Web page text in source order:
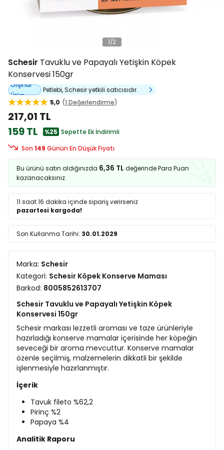
1/2
Schesir Tavuklu ve Papayalı Yetişkin Köpek
Konservesi 150gr
Orijinal
Ürün
Petlebi, Schesir yetkili satıcısıdır.
5,0
1 Değerlendirme
217,01 TL
159 TL
%25 Sepette Ek İndirimli
Son 149 Günün En Düşük Fiyatı
Bu ürünü satın aldığınızda 6,36 TL değerinde Para Puan
kazanacaksınız.
11 saat 16 dakika içinde sipariş verirseniz
pazartesi kargoda!
Son Kullanma Tarihi: 30.01.2029
Marka: Schesir
Kategori: Schesir Köpek Konserve Maması
Barkod: 8005852613707
Schesir Tavuklu ve Papayalı Yetişkin Köpek
Konservesi 150gr
Schesir markası lezzetli aroması ve taze ürünleriyle
hazırladığı konserve mamalar içerisinde her köpeğin
seveceği bir aroma mevcuttur. Konserve mamalar
özenle seçilmiş, malzemelerin dikkatli bir şekilde
işlenmesiyle hazırlanmıştır.
İçerik
Tavuk fileto %62,2
Pirinç %2
Papaya %4
Analitik Raporu